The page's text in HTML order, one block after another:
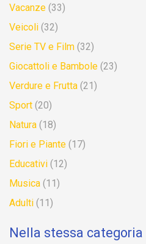
Vacanze (33)
Veicoli (32)
Serie TV e Film (32)
Giocattoli e Bambole (23)
Verdure e Frutta (21)
Sport (20)
Natura (18)
Fiori e Piante (17)
Educativi (12)
Musica (11)
Adulti (11)
Nella stessa categoria